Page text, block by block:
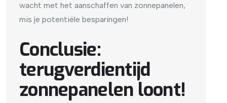
wacht met het aanschaffen van zonnepanelen,
mis je potentiële besparingen!
Conclusie:
terugverdientijd
zonnepanelen loont!